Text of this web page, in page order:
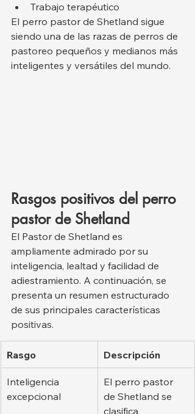
Trabajo terapéutico
El perro pastor de Shetland sigue
siendo una de las razas de perros de
pastoreo pequeños y medianos más
inteligentes y versátiles del mundo.
Rasgos positivos del perro
pastor de Shetland
El Pastor de Shetland es
ampliamente admirado por su
inteligencia, lealtad y facilidad de
adiestramiento. A continuación, se
presenta un resumen estructurado
de sus principales características
positivas.
Rasgo Descripción
Inteligencia
excepcional
El perro pastor
de Shetland se
clasifica